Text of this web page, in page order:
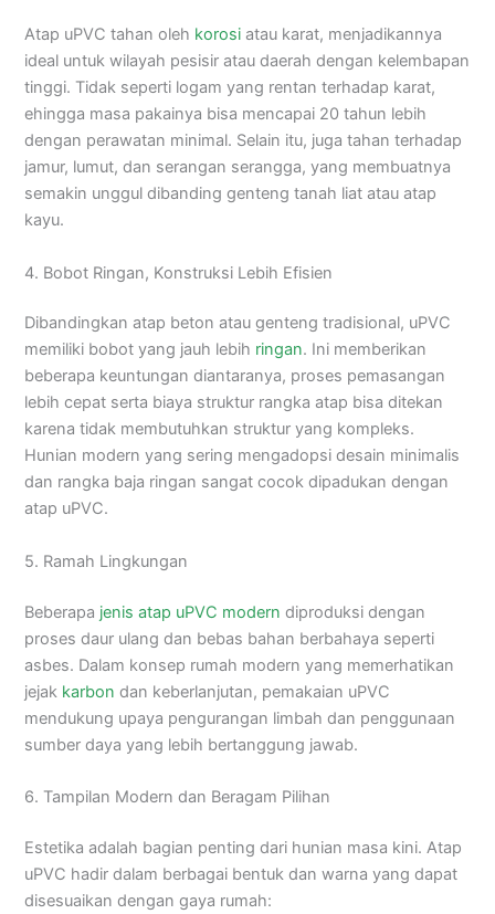
Atap uPVC tahan oleh korosi atau karat, menjadikannya
ideal untuk wilayah pesisir atau daerah dengan kelembapan
tinggi. Tidak seperti logam yang rentan terhadap karat,
ehingga masa pakainya bisa mencapai 20 tahun lebih
dengan perawatan minimal. Selain itu, juga tahan terhadap
jamur, lumut, dan serangan serangga, yang membuatnya
semakin unggul dibanding genteng tanah liat atau atap
kayu.
4. Bobot Ringan, Konstruksi Lebih Efisien
Dibandingkan atap beton atau genteng tradisional, uPVC
memiliki bobot yang jauh lebih ringan. Ini memberikan
beberapa keuntungan diantaranya, proses pemasangan
lebih cepat serta biaya struktur rangka atap bisa ditekan
karena tidak membutuhkan struktur yang kompleks.
Hunian modern yang sering mengadopsi desain minimalis
dan rangka baja ringan sangat cocok dipadukan dengan
atap uPVC.
5. Ramah Lingkungan
Beberapa jenis atap uPVC modern diproduksi dengan
proses daur ulang dan bebas bahan berbahaya seperti
asbes. Dalam konsep rumah modern yang memerhatikan
jejak karbon dan keberlanjutan, pemakaian uPVC
mendukung upaya pengurangan limbah dan penggunaan
sumber daya yang lebih bertanggung jawab.
6. Tampilan Modern dan Beragam Pilihan
Estetika adalah bagian penting dari hunian masa kini. Atap
uPVC hadir dalam berbagai bentuk dan warna yang dapat
disesuaikan dengan gaya rumah: